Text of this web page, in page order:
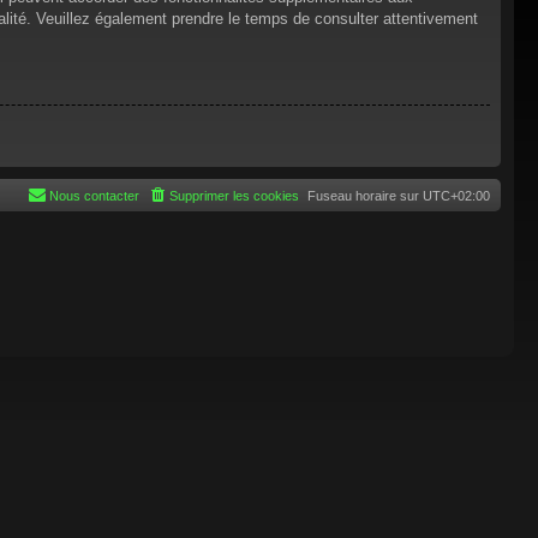
Veuillez également prendre le temps de consulter attentivement
Fuseau horaire sur UTC+02:00
Supprimer les cookies
Nous contacter